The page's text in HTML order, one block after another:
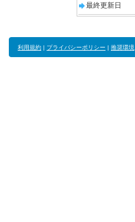
最終更新日
利用規約 | プライバシーポリシー | 推奨環境